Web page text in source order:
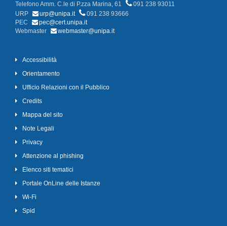
Telefono Amm. C.le di P.zza Marina, 61
091 238 93011
URP
urp@unipa.it
091 238 93666
PEC
pec@cert.unipa.it
Webmaster
webmaster@unipa.it
Accessibilità
Orientamento
Ufficio Relazioni con il Pubblico
Credits
Mappa del sito
Note Legali
Privacy
Attenzione al phishing
Elenco siti tematici
Portale OnLine delle Istanze
Wi-Fi
Spid